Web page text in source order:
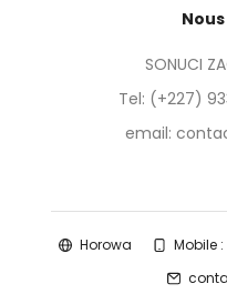
SONUCI
Tel: (+227)
email:
Horowa
Mobile